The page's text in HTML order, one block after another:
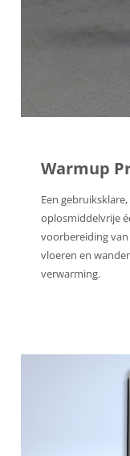
Warmup
Een
oplosmiddelvrije
voorbereiding
vloeren en
verwarming.